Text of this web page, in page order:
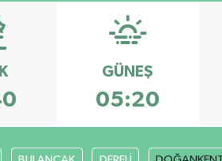
GÜNEŞ
05:20